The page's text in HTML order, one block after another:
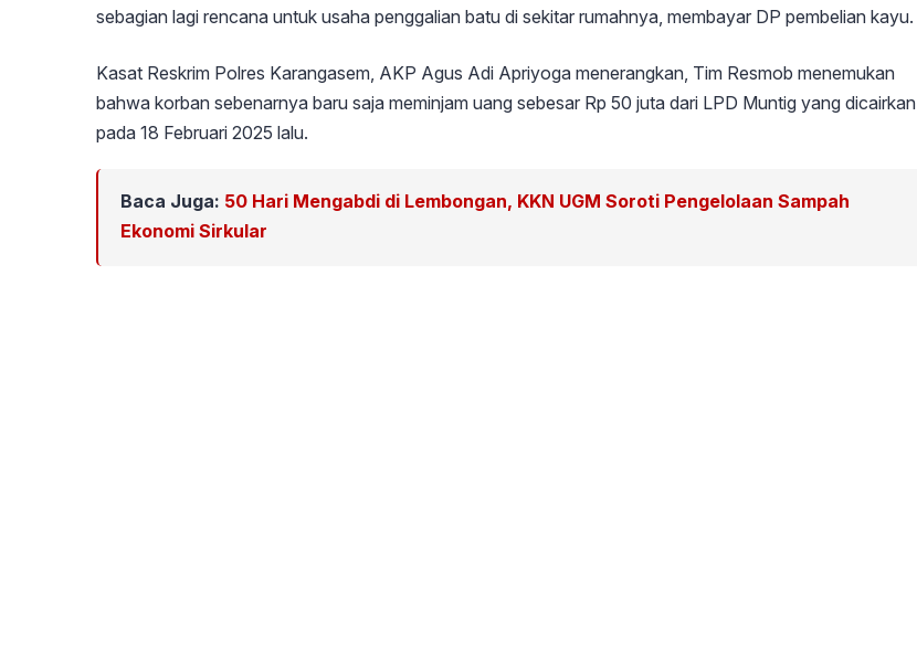
sebagian lagi rencana untuk usaha penggalian batu di sekitar rumahnya, membayar DP pembelian kayu.
Kasat Reskrim Polres Karangasem, AKP Agus Adi Apriyoga menerangkan, Tim Resmob menemukan
bahwa korban sebenarnya baru saja meminjam uang sebesar Rp 50 juta dari LPD Muntig yang dicairkan
pada 18 Februari 2025 lalu.
Baca Juga: 50 Hari Mengabdi di Lembongan, KKN UGM Soroti Pengelolaan Sampah
Ekonomi Sirkular